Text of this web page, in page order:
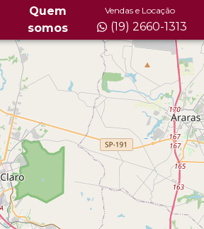
Quem
somos
Vendas e Locação
(19) 2660-1313